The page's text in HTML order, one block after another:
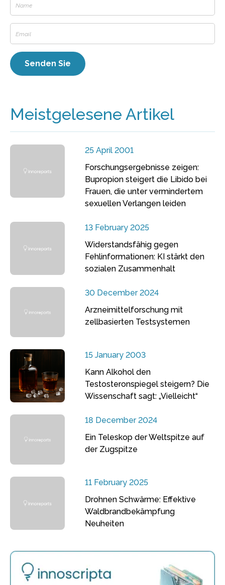
Meistgelesene Artikel
25 April 2001
Forschungsergebnisse zeigen:
Bupropion steigert die Libido bei
Frauen, die unter vermindertem
sexuellen Verlangen leiden
13 February 2025
Widerstandsfähig gegen
Fehlinformationen: KI stärkt den
sozialen Zusammenhalt
30 December 2024
Arzneimittelforschung mit
zellbasierten Testsystemen
15 January 2003
Kann Alkohol den
Testosteronspiegel steigern? Die
Wissenschaft sagt: „Vielleicht“
18 December 2024
Ein Teleskop der Weltspitze auf
der Zugspitze
11 February 2025
Drohnen Schwärme: Effektive
Waldbrandbekämpfung
Neuheiten